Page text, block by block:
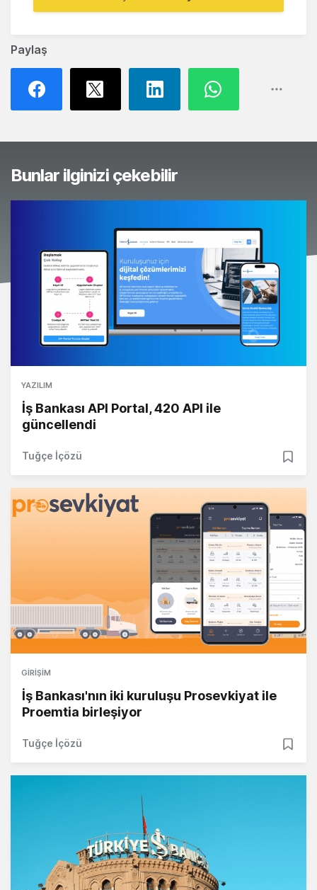
Paylaş
Bunlar ilginizi çekebilir
YAZILIM
İş Bankası API Portal, 420 API ile
güncellendi
Tuğçe İçözü
GIRIŞIM
İş Bankası'nın iki kuruluşu Prosevkiyat ile
Proemtia birleşiyor
Tuğçe İçözü